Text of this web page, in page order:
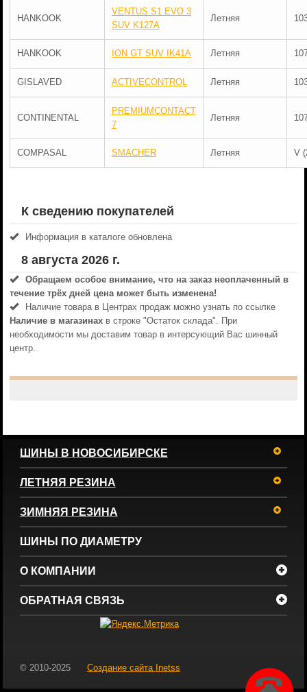
HANKOOK
VENTUS S1 EVO 3
SUV K127A
Летняя
HANKOOK ION GT SUV IK41A Летняя
GISLAVED ACTIVECONTROL Летняя
CONTINENTAL
PREMIUMCONTACT
7
Летняя
COMPASAL SMACHER Летняя V
К сведению покупателей
Информация в каталоге обновлена
8 августа 2026 г.
Обращаем особое внимание, что на заказ неоплаченный в
течениe трёх дней цена может быть изменена!
Наличие товара в Центрах продаж можно узнать по ссылке
Наличие в магазинахв строке "Остаток склада". При
необходимости мы доставим товар в интерсующий Вас шинный
центр.
ШИНЫ В НОВОСИБИРСКЕ
ЛЕТНЯЯ РЕЗИНА
ЗИМНЯЯ РЕЗИНА
ШИНЫ ПО ДИАМЕТРУ
О КОМПАНИИ
ОБРАТНАЯ СВЯЗЬ
© 2010-2025 Создание сайта Inetss